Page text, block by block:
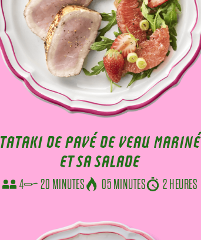
TATAKI DE PAVÉ DE VEAU MARINÉ
ET SA SALADE
4 20 MINUTES 05 MINUTES 2 HEURES